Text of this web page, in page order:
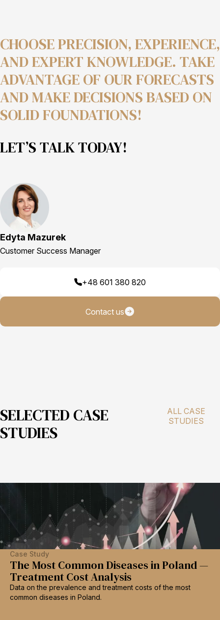
CHOOSE PRECISION, EXPERIENCE,
AND EXPERT KNOWLEDGE. TAKE
ADVANTAGE OF OUR FORECASTS
AND MAKE DECISIONS BASED ON
SOLID FOUNDATIONS!
LET’S TALK TODAY!
Edyta Mazurek
Customer Success Manager
+48 601 380 820
Contact us
SELECTED CASE
STUDIES
ALL CASE
STUDIES
Case Study
The Most Common Diseases in Poland —
Treatment Cost Analysis
Data on the prevalence and treatment costs of the most
common diseases in Poland.